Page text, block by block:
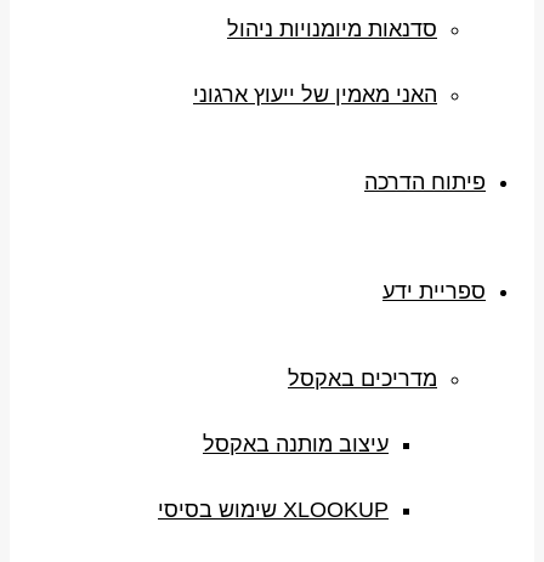
סדנאות מיומנויות ניהול
האני מאמין של ייעוץ ארגוני
פיתוח הדרכה
ספריית ידע
מדריכים באקסל
עיצוב מותנה באקסל
XLOOKUP שימוש בסיסי